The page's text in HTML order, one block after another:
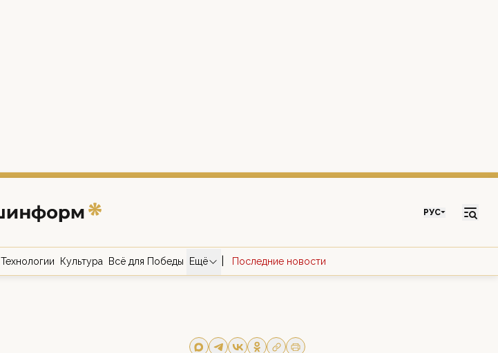
РУС
Технологии Культура Всё для Победы Ещё Последние новости